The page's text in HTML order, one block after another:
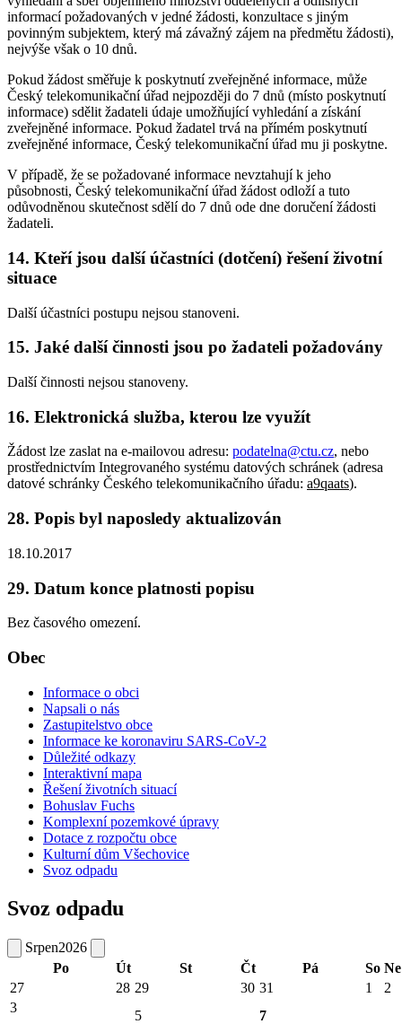
informací požadovaných v jedné žádosti, konzultace s jiným
povinným subjektem, který má závažný zájem na předmětu žádosti),
nejvýše však o 10 dnů.
Pokud žádost směřuje k poskytnutí zveřejněné informace, může
Český telekomunikační úřad nejpozději do 7 dnů (místo poskytnutí
informace) sdělit žadateli údaje umožňující vyhledání a získání
zveřejněné informace. Pokud žadatel trvá na přímém poskytnutí
zveřejněné informace, Český telekomunikační úřad mu ji poskytne.
V případě, že se požadované informace nevztahují k jeho
působnosti, Český telekomunikační úřad žádost odloží a tuto
odůvodněnou skutečnost sdělí do 7 dnů ode dne doručení žádosti
žadateli.
14. Kteří jsou další účastníci (dotčení) řešení životní
situace
Další účastníci postupu nejsou stanoveni.
15. Jaké další činnosti jsou po žadateli požadovány
Další činnosti nejsou stanoveny.
16. Elektronická služba, kterou lze využít
Žádost lze zaslat na e-mailovou adresu: podatelna@ctu.cz, nebo
prostřednictvím Integrovaného systému datových schránek (adresa
datové schránky Českého telekomunikačního úřadu: a9qaats).
28. Popis byl naposledy aktualizován
18.10.2017
29. Datum konce platnosti popisu
Bez časového omezení.
Obec
Informace o obci
Napsali o nás
Zastupitelstvo obce
Informace ke koronaviru SARS-CoV-2
Důležité odkazy
Interaktivní mapa
Řešení životních situací
Bohuslav Fuchs
Komplexní pozemkové úpravy
Dotace z rozpočtu obce
Kulturní dům Všechovice
Svoz odpadu
Svoz odpadu
Srpen2026
Po
Út St Čt Pá So Ne
27
28 29 30 31 1
2
3
5
7